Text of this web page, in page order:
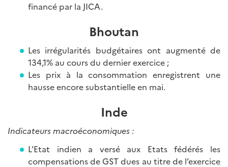
financé par la JICA.
Bhoutan
Les irrégularités budgétaires ont augmenté de
134,1% au cours du dernier exercice ;
Les prix à la consommation enregistrent une
hausse encore substantielle en mai.
Inde
Indicateurs macroéconomiques :
L’Etat indien a versé aux Etats fédérés les
compensations de GST dues au titre de l’exercice